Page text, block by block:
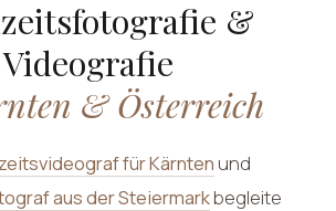
&
Videografie
& Österreich
für Kärnten und
aus der Steiermarkbegleite